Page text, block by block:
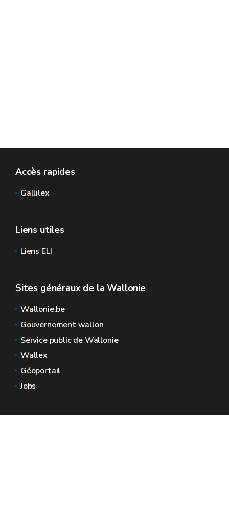
Accès rapides
Gallilex
Liens utiles
Liens ELI
Sites généraux de la Wallonie
Wallonie.be
Gouvernement wallon
Service public de Wallonie
Wallex
Géoportail
Jobs